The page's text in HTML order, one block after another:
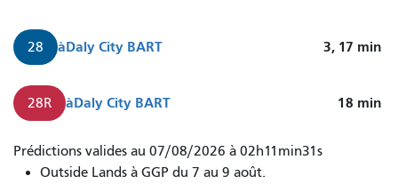
28 àDaly City BART 3, 17 min
28R àDaly City BART 18 min
Le
28,
Prédictions valides au 07/08/2026 à 02h11min31s
Outside Lands à GGP du 7 au 9 août.